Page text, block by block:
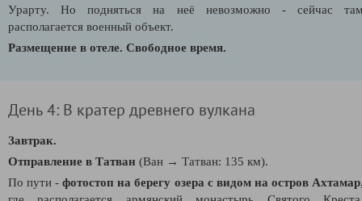
Урарту. Но подняться на неё невозможно - сейчас
располагается военный объект.
Размещение в отеле. Свободное время.
День 4: В кратер древнего вулкана
Завтрак.
Отправление в Татван (Ван → Татван: 135 км).
По пути -фотостоп на берегу озера с видом на остров Ахтамар